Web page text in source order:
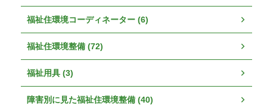
福祉住環境コーディネーター (6)
福祉住環境整備 (72)
福祉用具 (3)
障害別に見た福祉住環境整備 (40)